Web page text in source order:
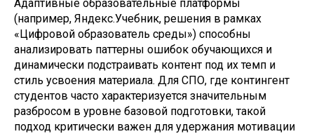
Адаптивные образовательные платформы
(например, Яндекс.Учебник, решения в рамках
«Цифровой образователь среды») способны
анализировать паттерны ошибок обучающихся и
динамически подстраивать контент под их темп и
стиль усвоения материала. Для СПО, где контингент
студентов часто характеризуется значительным
разбросом в уровне базовой подготовки, такой
подход критически важен для удержания мотивации